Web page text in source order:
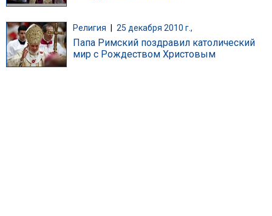
Религия 25 декабря 2010 г.,
Папа Римский поздравил католический
мир с Рождеством Христовым